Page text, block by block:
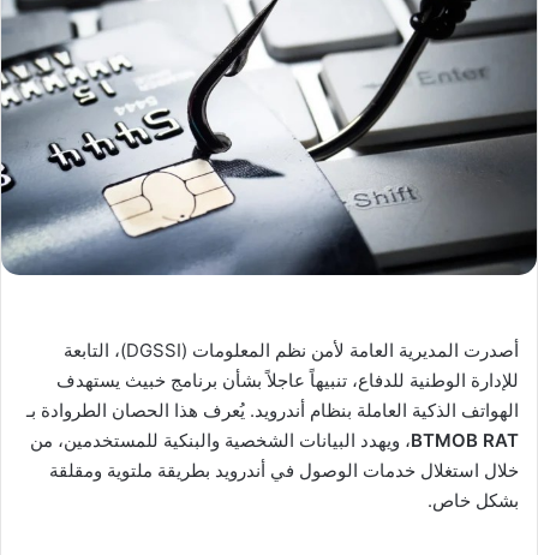
أصدرت المديرية العامة لأمن نظم المعلومات (DGSSI)، التابعة
للإدارة الوطنية للدفاع، تنبيهاً عاجلاً بشأن برنامج خبيث يستهدف
الهواتف الذكية العاملة بنظام أندرويد. يُعرف هذا الحصان الطروادة بـ
BTMOB RAT، ويهدد البيانات الشخصية والبنكية للمستخدمين، من
خلال استغلال خدمات الوصول في أندرويد بطريقة ملتوية ومقلقة
بشكل خاص.